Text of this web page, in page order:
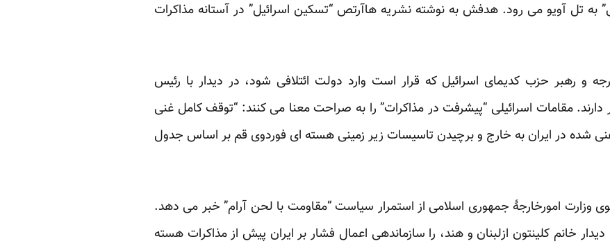
به تل آویو می رود. هدفش به نوشته نشریه هاآرتص “تسکین اسرائیل” در آستانه مذاکرات
و رهبر حزب کدیمای اسرائیل که قرار است وارد دولت ائتلافی شود، در دیدار با رئیس
مقامات اسرائیلی “پیشرفت در مذاکرات” را به صراحت معنا می کنند: “توقف کامل غنی
غنی شده در ایران به خارج و برچیدن تاسیسات زیر زمینی هسته ای فوردوی قم بر اساس جدول
امورخارجۀ جمهوری اسلامی از استمرار سیاست “مقاومت با لحن آرام” خبر می دهد.
خانم کلینتون ازلبنان و هند، را سازماندهی اعمال فشار بر ایران پیش از مذاکرات هسته